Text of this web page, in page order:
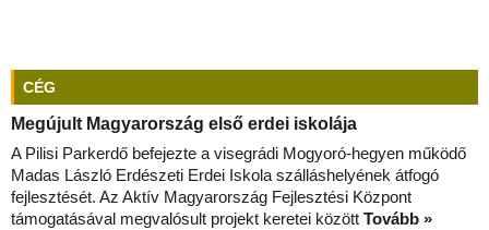
CÉG
Megújult Magyarország első erdei iskolája
A Pilisi Parkerdő befejezte a visegrádi Mogyoró-hegyen működő
Madas László Erdészeti Erdei Iskola szálláshelyének átfogó
fejlesztését. Az Aktív Magyarország Fejlesztési Központ
támogatásával megvalósult projekt keretei között Tovább »